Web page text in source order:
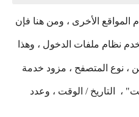
الأخرى ، ومن هنا فإن
نظام ملفات الدخول ، وهذا
، نوع المتصفح ، مزود خدمة
، التاريخ / الوقت ، وعدد